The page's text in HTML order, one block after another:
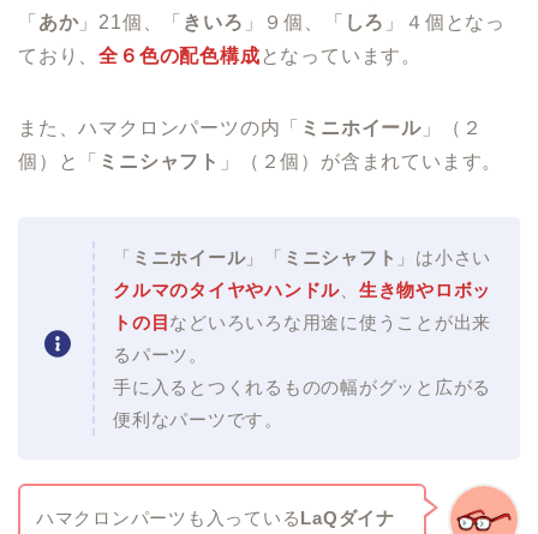
「 あか」21個、「 きいろ 」９個、「 しろ 」４個となっ
ており、全６色の配色構成 となっています。
また、ハマクロンパーツの内「 ミニホイール 」（２
個）と「
ミニシャフト 」（２個）が含まれています。
「 ミニホイール」「 ミニシャフト 」は小さい
クルマのタイヤやハンドル
生き物やロボッ
トの目 などいろいろな用途に使うことが出来
るパーツ。
手に入るとつくれるものの幅がグッと広がる
便利なパーツです。
ハマクロンパーツも入っているLaQダイナ